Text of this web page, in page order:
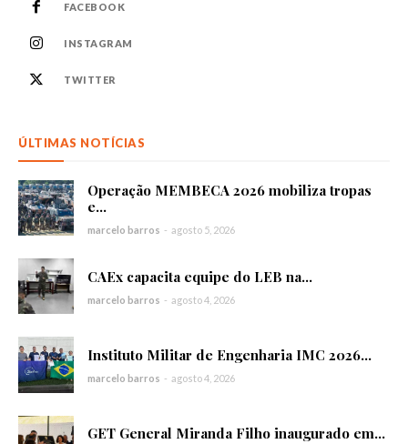
FACEBOOK
INSTAGRAM
TWITTER
ÚLTIMAS NOTÍCIAS
Operação MEMBECA 2026 mobiliza tropas
e...
marcelo barros - agosto 5, 2026
CAEx capacita equipe do LEB na...
marcelo barros - agosto 4, 2026
Instituto Militar de Engenharia IMC 2026...
marcelo barros - agosto 4, 2026
GET General Miranda Filho inaugurado em...